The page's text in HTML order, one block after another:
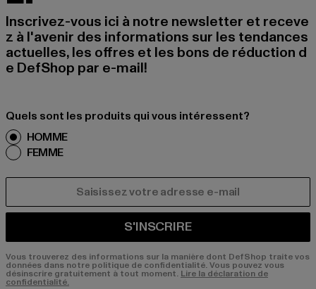
Inscrivez-vous ici à notre newsletter et receve
z à l'avenir des informations sur les tendances
actuelles, les offres et les bons de réduction d
e DefShop par e-mail!
Quels sont les produits qui vous intéressent?
HOMME
FEMME
S'INSCRIRE
Vous trouverez des informations sur la manière dont DefShop traite vos
données dans notre politique de confidentialité. Vous pouvez vous
désinscrire gratuitement à tout moment. Lire la déclaration de
confidentialité.